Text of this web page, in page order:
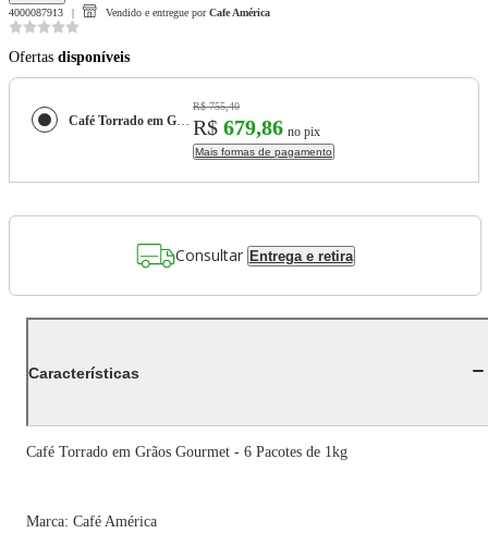
4000087913 Vendido e entregue por Cafe América
Ofertas disponíveis
Café Torrado em Grãos Gourmet - 6 Pacotes de 1kg
R$ 755,40
R$ 679,86 no pix
Mais formas de pagamento
Consultar Entrega e retira
Características
Café Torrado em Grãos Gourmet - 6 Pacotes de 1kg
Marca: Café América